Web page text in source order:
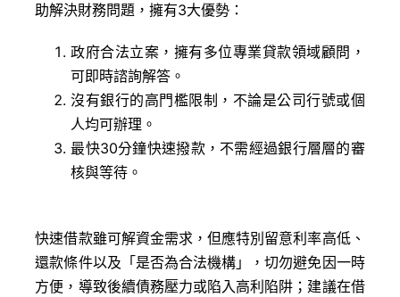
助解決財務問題，擁有3大優勢：
政府合法立案，擁有多位專業貸款領域顧問，
可即時諮詢解答。
沒有銀行的高門檻限制，不論是公司行號或個
人均可辦理。
最快30分鐘快速撥款，不需經過銀行層層的審
核與等待。
快速借款雖可解資金需求，但應特別留意利率高低、
還款條件以及「是否為合法機構」，切勿避免因一時
方便，導致後續債務壓力或陷入高利陷阱；建議在借